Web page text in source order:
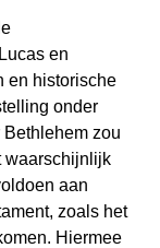
en
en historische
onder
zou
waarschijnlijk
aan
zoals het
Hiermee